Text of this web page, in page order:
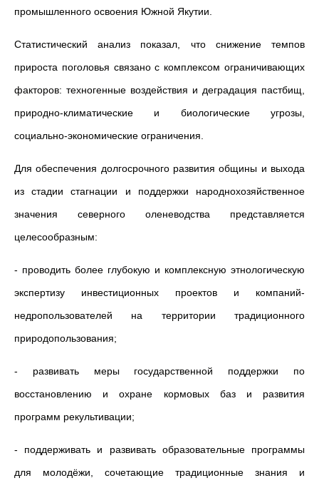
промышленного освоения Южной Якутии.
Статистический анализ показал, что снижение темпов
прироста поголовья связано с комплексом ограничивающих
факторов: техногенные воздействия и деградация пастбищ,
природно-климатические и биологические угрозы,
социально-экономические ограничения.
Для обеспечения долгосрочного развития общины и выхода
из стадии стагнации и поддержки народнохозяйственное
значения северного оленеводства представляется
целесообразным:
- проводить более глубокую и комплексную этнологическую
экспертизу инвестиционных проектов и компаний-
недропользователей на территории традиционного
природопользования;
- развивать меры государственной поддержки по
восстановлению и охране кормовых баз и развития
программ рекультивации;
- поддерживать и развивать образовательные программы
для молодёжи, сочетающие традиционные знания и